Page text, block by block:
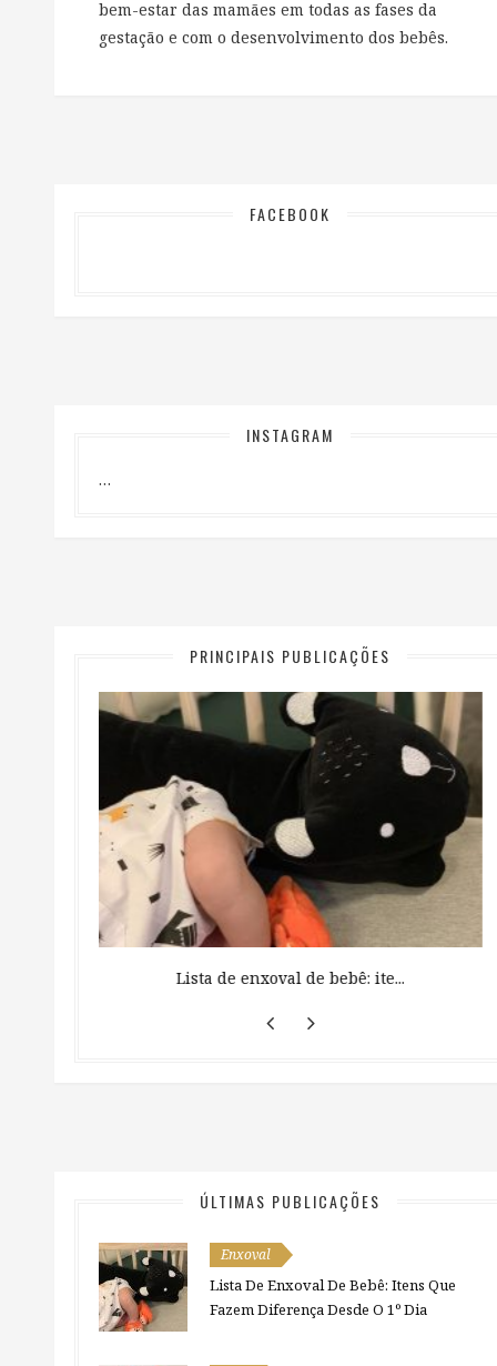
bem-estar das mamães em todas as fases da
gestação e com o desenvolvimento dos bebês.
FACEBOOK
INSTAGRAM
…
PRINCIPAIS PUBLICAÇÕES
Lista de enxoval de bebê: ite...
ÚLTIMAS PUBLICAÇÕES
Enxoval
Lista De Enxoval De Bebê: Itens Que
Fazem Diferença Desde O 1º Dia